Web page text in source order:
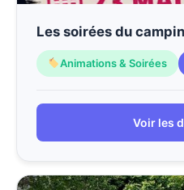
Les soirées du
Animations & Soirées
Voir les